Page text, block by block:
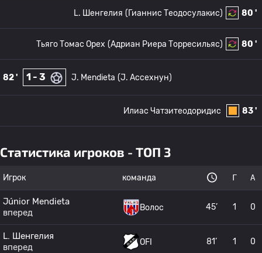
80 '
(Гианнис Теодосулакис)
L. Шенгелия
80 '
(Адриан Риера Торресильяс)
Тьяго Томас Орех
82 ' 1 - 3 J. Mendieta (J. Ассехнун)
83 '
Илиас Чатзитеодоридис
Статистика игроков - ТОП 3
Игрок команда Г А
Júnior Mendieta
вперед
Волос 45’ 1 0
L. Шенгелия
вперед
OFI 81’ 1 0